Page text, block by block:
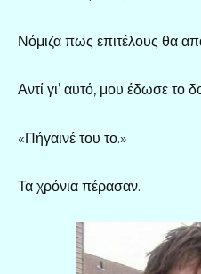
Νόμιζα πως επιτέλους θα
Αντί γι’ αυτό, μου έδωσε το
«Πήγαινέ του το.»
Τα χρόνια πέρασαν.